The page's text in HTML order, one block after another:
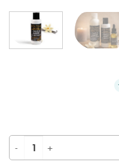
quantité de Onctueux d'Huile